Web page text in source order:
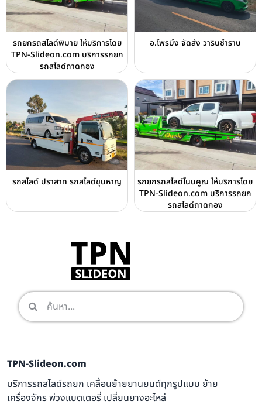
รถยกรถสไลด์พิมาย ให้บริการโดย
TPN-Slideon.com บริการรถยก
รถสไลด์ถาดกอง
อ.ไพรบึง จัดส่ง วารินชำราบ
รถสไลด์ ปราสาท รถสไลด์ขุนหาญ
รถยกรถสไลด์โนนคูณ ให้บริการโดย
TPN-Slideon.com บริการรถยก
รถสไลด์ถาดกอง
TPN-Slideon.com
บริการรถสไลด์รถยก เคลื่อนย้ายยานยนต์ทุกรูปแบบ ย้าย
เครื่องจักร พ่วงแบตเตอรี่ เปลี่ยนยางอะไหล่